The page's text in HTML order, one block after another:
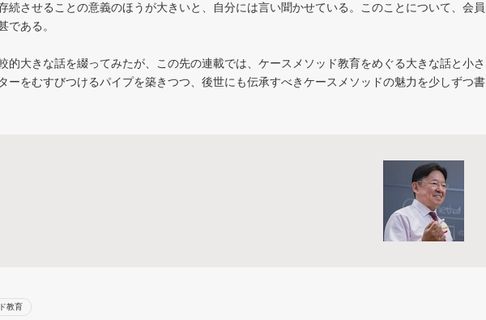
続させることの意義のほうが大きいと、自分には言い聞かせている。このことについて、会員
である。
大きな話を綴ってみたが、この先の連載では、ケースメソッド教育をめぐる大きな話と小さ
ーをむすびつけるパイプを築きつつ、後世にも伝承すべきケースメソッドの魅力を少しずつ書
教育